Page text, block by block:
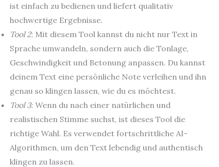
ist einfach zu bedienen und liefert qualitativ
hochwertige Ergebnisse.
Tool 2: Mit diesem Tool kannst du nicht nur Text in
Sprache umwandeln, sondern auch die Tonlage,
Geschwindigkeit und Betonung anpassen. Du kannst
deinem Text eine persönliche Note verleihen und ihn
genau so klingen lassen, wie du es möchtest.
Tool 3: Wenn du nach einer natürlichen und
realistischen Stimme suchst, ist dieses Tool die
richtige Wahl. Es verwendet fortschrittliche AI-
Algorithmen, um den Text lebendig und authentisch
klingen zu lassen.